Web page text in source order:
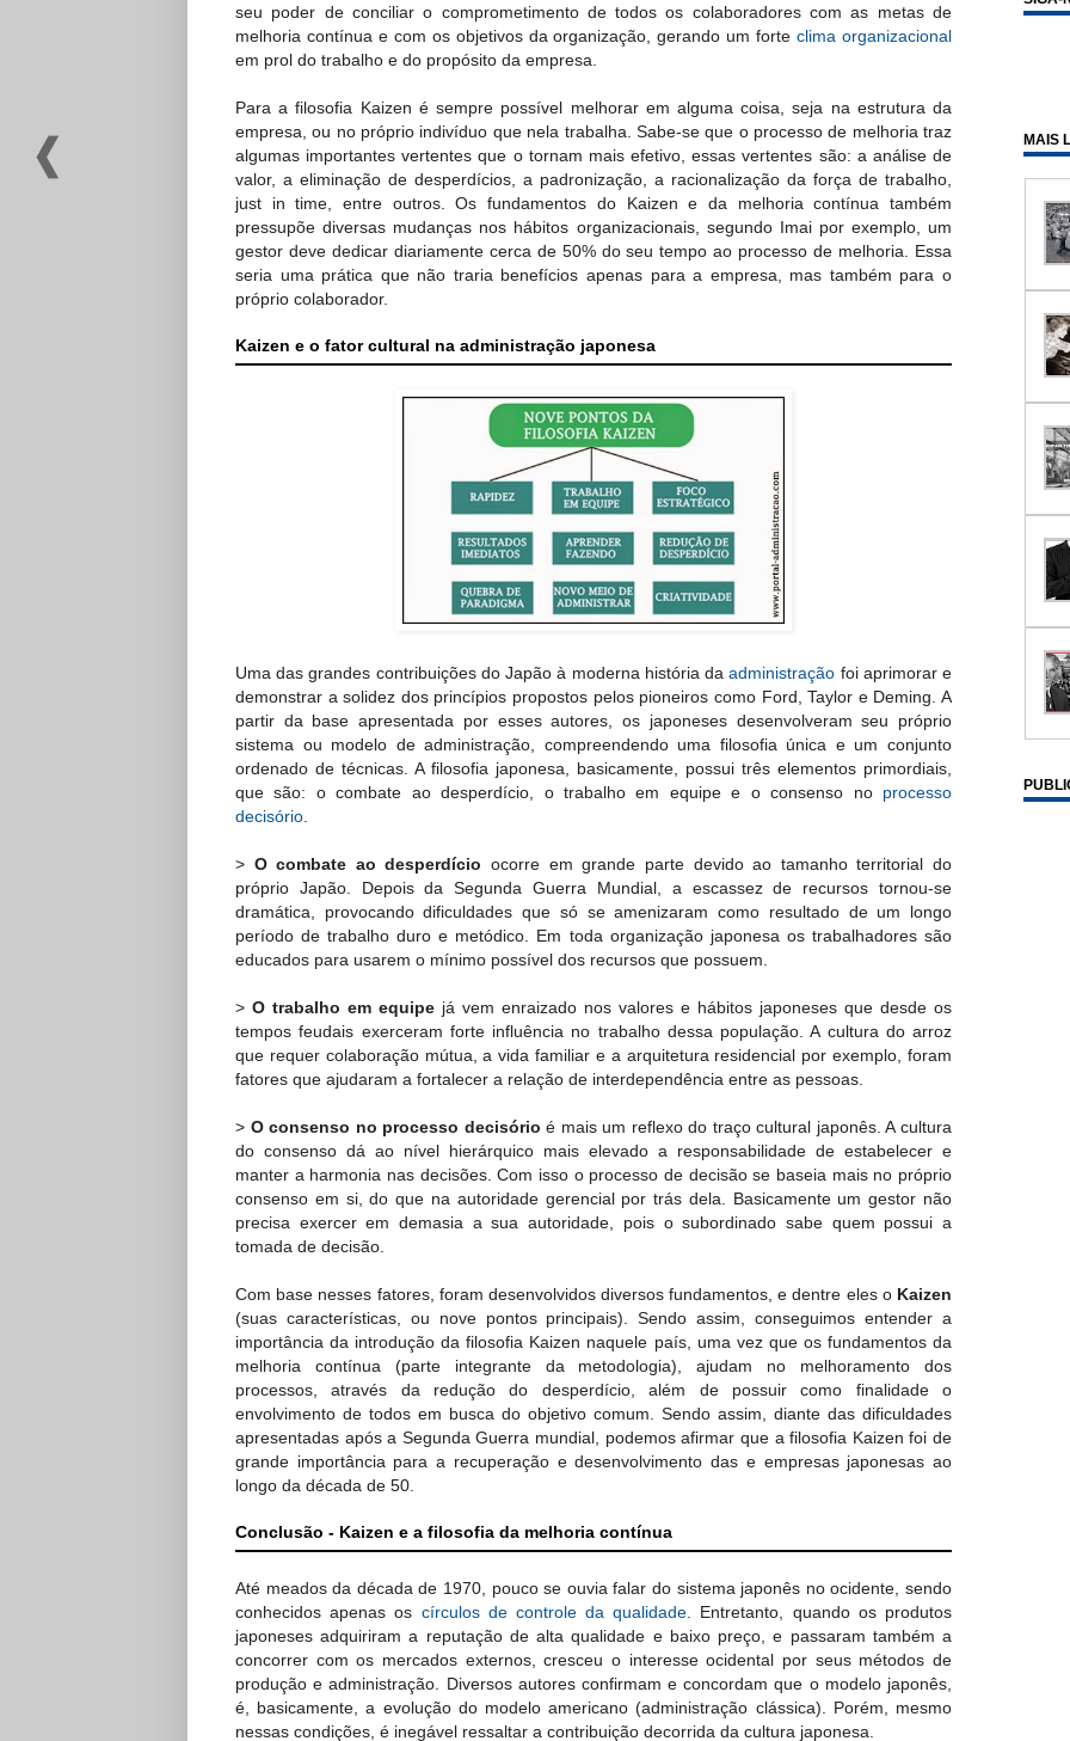
seu poder de conciliar o comprometimento de todos os colaboradores com as metas de
melhoria contínua e com os objetivos da organização, gerando um forteclima organizacional
em prol do trabalho e do propósito da empresa.
Para a filosofia Kaizen é sempre possível melhorar em alguma coisa, seja na estrutura da
empresa, ou no próprio indivíduo que nela trabalha. Sabe-se que o processo de melhoria traz
algumas importantes vertentes que o tornam mais efetivo, essas vertentes são: a análise de
valor, a eliminação de desperdícios, a padronização, a racionalização da força de trabalho,
just in time, entre outros. Os fundamentos do Kaizen e da melhoria contínua também
pressupõe diversas mudanças nos hábitos organizacionais, segundo Imai por exemplo, um
gestor deve dedicar diariamente cerca de 50% do seu tempo ao processo de melhoria. Essa
seria uma prática que não traria benefícios apenas para a empresa, mas também para o
próprio colaborador.
Kaizen e o fator cultural na administração japonesa
Uma das grandes contribuições do Japão à moderna história daadministração foi aprimorar e
demonstrar a solidez dos princípios propostos pelos pioneiros como Ford, Taylor e Deming. A
partir da base apresentada por esses autores, os japoneses desenvolveram seu próprio
sistema ou modelo de administração, compreendendo uma filosofia única e um conjunto
ordenado de técnicas. A filosofia japonesa, basicamente, possui três elementos primordiais,
que são: o combate ao desperdício, o trabalho em equipe e o consenso no processo
decisório
> O combate ao desperdício ocorre em grande parte devido ao tamanho territorial do
próprio Japão. Depois da Segunda Guerra Mundial, a escassez de recursos tornou-se
dramática, provocando dificuldades que só se amenizaram como resultado de um longo
período de trabalho duro e metódico. Em toda organização japonesa os trabalhadores são
educados para usarem o mínimo possível dos recursos que possuem.
> O trabalho em equipe já vem enraizado nos valores e hábitos japoneses que desde os
tempos feudais exerceram forte influência no trabalho dessa população. A cultura do arroz
que requer colaboração mútua, a vida familiar e a arquitetura residencial por exemplo, foram
fatores que ajudaram a fortalecer a relação de interdependência entre as pessoas.
> O consenso no processo decisórioé mais um reflexo do traço cultural japonês. A cultura
do consenso dá ao nível hierárquico mais elevado a responsabilidade de estabelecer e
manter a harmonia nas decisões. Com isso o processo de decisão se baseia mais no próprio
consenso em si, do que na autoridade gerencial por trás dela. Basicamente um gestor não
precisa exercer em demasia a sua autoridade, pois o subordinado sabe quem possui a
tomada de decisão.
Com base nesses fatores, foram desenvolvidos diversos fundamentos, e dentre eles o Kaizen
(suas características, ou nove pontos principais). Sendo assim, conseguimos entender a
importância da introdução da filosofia Kaizen naquele país, uma vez que os fundamentos da
melhoria contínua (parte integrante da metodologia), ajudam no melhoramento dos
processos, através da redução do desperdício, além de possuir como finalidade o
envolvimento de todos em busca do objetivo comum. Sendo assim, diante das dificuldades
apresentadas após a Segunda Guerra mundial, podemos afirmar que a filosofia Kaizen foi de
grande importância para a recuperação e desenvolvimento das e empresas japonesas ao
longo da década de 50.
Conclusão - Kaizen e a filosofia da melhoria contínua
Até meados da década de 1970, pouco se ouvia falar do sistema japonês no ocidente, sendo
conhecidos apenas os círculos de controle da qualidade . Entretanto, quando os produtos
japoneses adquiriram a reputação de alta qualidade e baixo preço, e passaram também a
concorrer com os mercados externos, cresceu o interesse ocidental por seus métodos de
produção e administração. Diversos autores confirmam e concordam que o modelo japonês,
é, basicamente, a evolução do modelo americano (administração clássica). Porém, mesmo
nessas condições, é inegável ressaltar a contribuição decorrida da cultura japonesa.
MAIS